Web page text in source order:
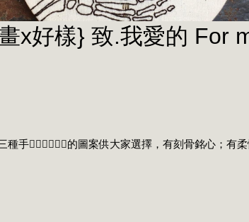
x好樣} 致.我愛的 For
手✋🏻🖐🏻🖖🏻的圖案供大家選擇，有刻骨銘心